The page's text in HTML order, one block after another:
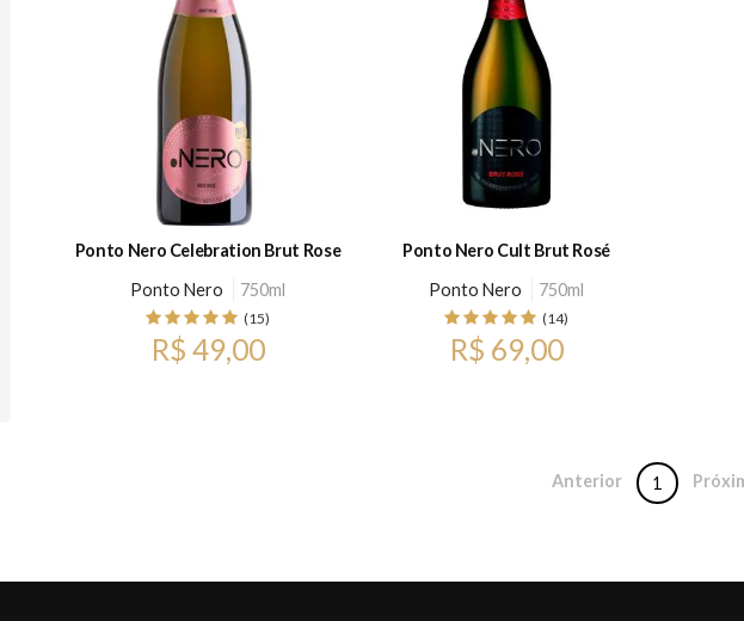
Ponto Nero Celebration Brut Rose
Ponto Nero
750ml
(15)
R$ 49,00
Ponto Nero Cult Brut Rosé
Ponto Nero
750ml
(14)
R$ 69,00
Anterior 1